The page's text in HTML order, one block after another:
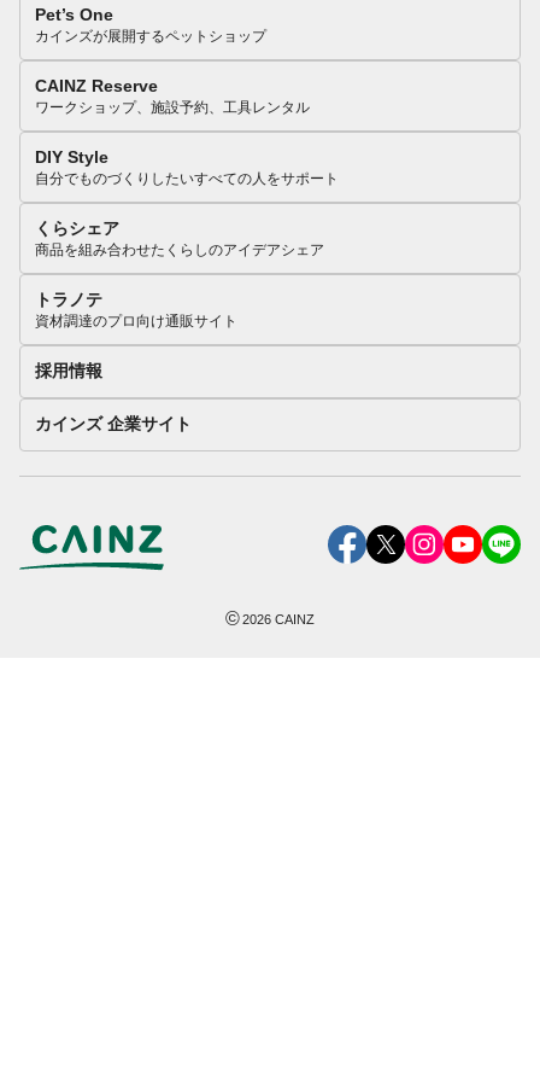
Pet’s One
カインズが展開するペットショップ
CAINZ Reserve
ワークショップ、施設予約、工具レンタル
DIY Style
自分でものづくりしたいすべての人をサポート
くらシェア
商品を組み合わせたくらしのアイデアシェア
トラノテ
資材調達のプロ向け通販サイト
採用情報
カインズ 企業サイト
©2026 CAINZ